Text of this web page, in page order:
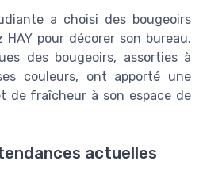
a choisi des bougeoirs
pour décorer son bureau.
des bougeoirs, assorties à
couleurs, ont apporté une
de fraîcheur à son espace de
actuelles